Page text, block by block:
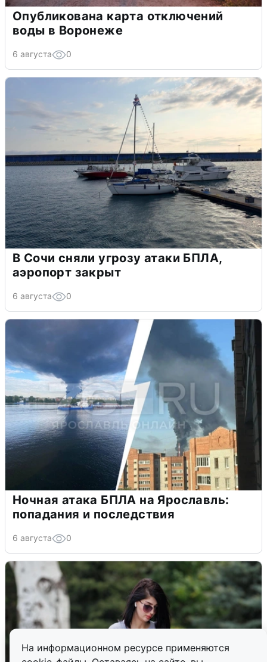
На информационном ресурсе применяются
Опубликована карта отключений
воды в Воронеже
6 августа 0
В Сочи сняли угрозу атаки БПЛА,
аэропорт закрыт
6 августа 0
Ночная атака БПЛА на Ярославль:
попадания и последствия
6 августа 0